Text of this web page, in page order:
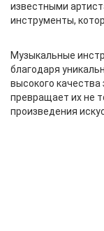
известными
инструменты,
Музыкальные
благодаря
высокого качества
превращает их не
произведения